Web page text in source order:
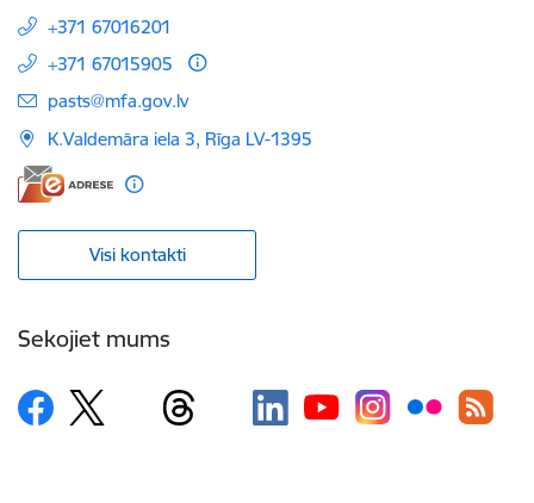
+371 67016201
+371 67015905
E-pasts:
pasts@mfa.gov.lv
K.Valdemāra iela 3, Rīga LV-1395
Visi kontakti
Sekojiet mums